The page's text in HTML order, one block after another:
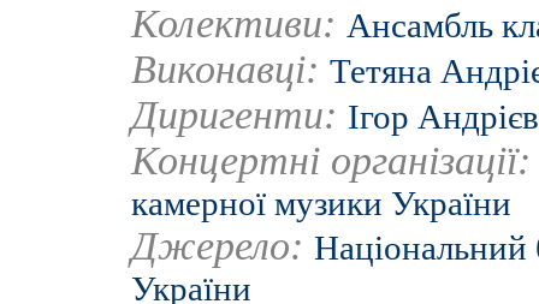
Колективи: Ансамбль
Виконавці: Тетяна
Диригенти: Ігор
Концертні
камерної музики України
Джерело: Національний
України